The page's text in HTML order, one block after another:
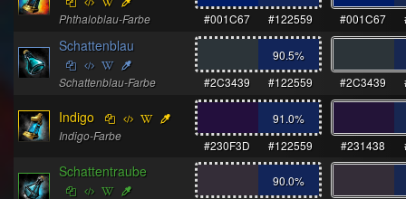
Phthaloblau-Farbe
#001C67
#122559 #001C67
Schattenblau
Schattenblau-Farbe
90.5%
#2C3439
#122559 #2C3439
Indigo
Indigo-Farbe
91.0%
#230F3D
#122559 #231438
Schattentraube
90.0%